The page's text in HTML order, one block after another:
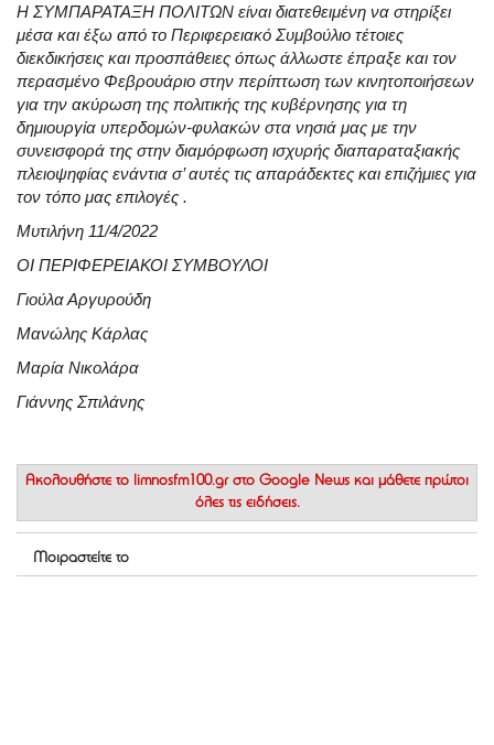
Η ΣΥΜΠΑΡΑΤΑΞΗ ΠΟΛΙΤΩΝ είναι διατεθειμένη να στηρίξει
μέσα και έξω από το Περιφερειακό Συμβούλιο τέτοιες
διεκδικήσεις και προσπάθειες όπως άλλωστε έπραξε και τον
περασμένο Φεβρουάριο στην περίπτωση των κινητοποιήσεων
για την ακύρωση της πολιτικής της κυβέρνησης για τη
δημιουργία υπερδομών-φυλακών στα νησιά μας με την
συνεισφορά της στην διαμόρφωση ισχυρής διαπαραταξιακής
πλειοψηφίας ενάντια σ’ αυτές τις απαράδεκτες και επιζήμιες για
τον τόπο μας επιλογές .
Μυτιλήνη 11/4/2022
ΟΙ ΠΕΡΙΦΕΡΕΙΑΚΟΙ ΣΥΜΒΟΥΛΟΙ
Γιούλα Αργυρούδη
Μανώλης Κάρλας
Μαρία Νικολάρα
Γιάννης Σπιλάνης
Ακολουθήστε το limnosfm100.gr στο Google News και μάθετε πρώτοι
όλες τις ειδήσεις.
Μοιραστείτε το